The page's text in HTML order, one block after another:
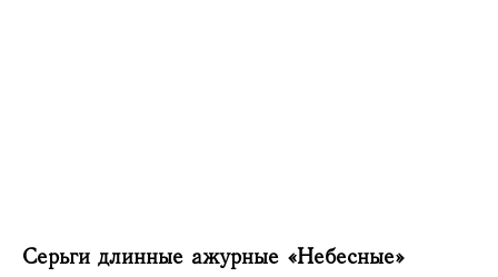
Серьги длинные ажурные «Небесные»